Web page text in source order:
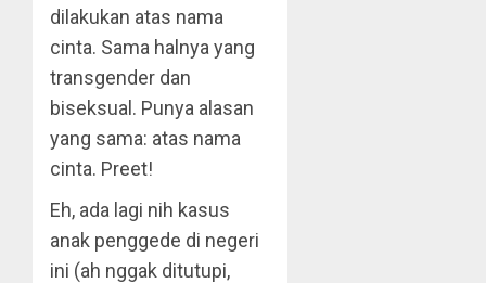
dilakukan atas nama
cinta. Sama halnya yang
transgender dan
biseksual. Punya alasan
yang sama: atas nama
cinta. Preet!
Eh, ada lagi nih kasus
anak penggede di negeri
ini (ah nggak ditutupi,